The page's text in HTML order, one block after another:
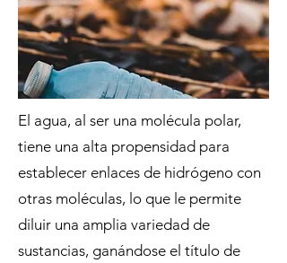
El agua, al ser una molécula polar,
tiene una alta propensidad para
establecer enlaces de hidrógeno con
otras moléculas, lo que le permite
diluir una amplia variedad de
sustancias, ganándose el título de